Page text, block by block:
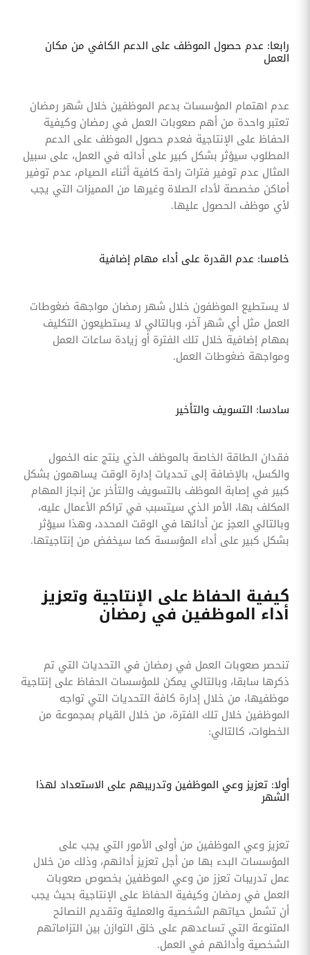
رابعا: عدم حصول الموظف على الدعم الكافي من مكان
العمل
عدم اهتمام المؤسسات بدعم الموظفين خلال شهر رمضان
تعتبر واحدة من أهم صعوبات العمل في رمضان وكيفية
الحفاظ على الإنتاجية فعدم حصول الموظف على الدعم
المطلوب سيؤثر بشكل كبير على أدائه في العمل، على سبيل
المثال عدم توفير فترات راحة كافية أثناء الصيام، عدم توفير
أماكن مخصصة لأداء الصلاة وغيرها من المميزات التي يجب
لأي موظف الحصول عليها.
خامسا: عدم القدرة على أداء مهام إضافية
لا يستطيع الموظفون خلال شهر رمضان مواجهة ضغوطات
العمل مثل أي شهر آخر، وبالتالي لا يستطيعون التكليف
بمهام إضافية خلال تلك الفترة أو زيادة ساعات العمل
ومواجهة ضغوطات العمل.
سادسا: التسويف والتأخير
فقدان الطاقة الخاصة بالموظف الذي ينتج عنه الخمول
والكسل، بالإضافة إلى تحديات إدارة الوقت يساهمون بشكل
كبير في إصابة الموظف بالتسويف والتأخر عن إنجاز المهام
المكلف بها، الأمر الذي سيتسبب في تراكم الأعمال عليه،
وبالتالي العجز عن أدائها في الوقت المحدد، وهذا سيؤثر
بشكل كبير على أداء المؤسسة كما سيخفض من إنتاجيتها.
كيفية الحفاظ على الإنتاجية وتعزيز
أداء الموظفين في رمضان
تنحصر صعوبات العمل في رمضان في التحديات التي تم
ذكرها سابقا، وبالتالي يمكن للمؤسسات الحفاظ على إنتاجية
موظفيها، من خلال إدارة كافة التحديات التي تواجه
الموظفين خلال تلك الفترة، من خلال القيام بمجموعة من
الخطوات، كالتالي:
أولا: تعزيز وعي الموظفين وتدريبهم على الاستعداد لهذا
الشهر
تعزيز وعي الموظفين من أولى الأمور التي يجب على
المؤسسات البدء بها من أجل تعزيز أدائهم، وذلك من خلال
عمل تدريبات تعزز من وعي الموظفين بخصوص صعوبات
العمل في رمضان وكيفية الحفاظ على الإنتاجية بحيث يجب
أن تشمل حياتهم الشخصية والعملية وتقديم النصائح
المتنوعة التي تساعدهم على خلق التوازن بين التزاماتهم
الشخصية وأدائهم في العمل.